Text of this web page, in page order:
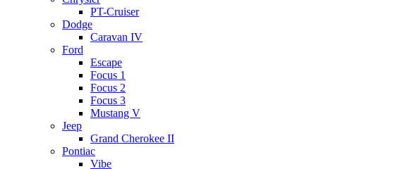
PT-Cruiser
Dodge
Caravan IV
Ford
Escape
Focus 1
Focus 2
Focus 3
Mustang V
Jeep
Grand Cherokee II
Pontiac
Vibe